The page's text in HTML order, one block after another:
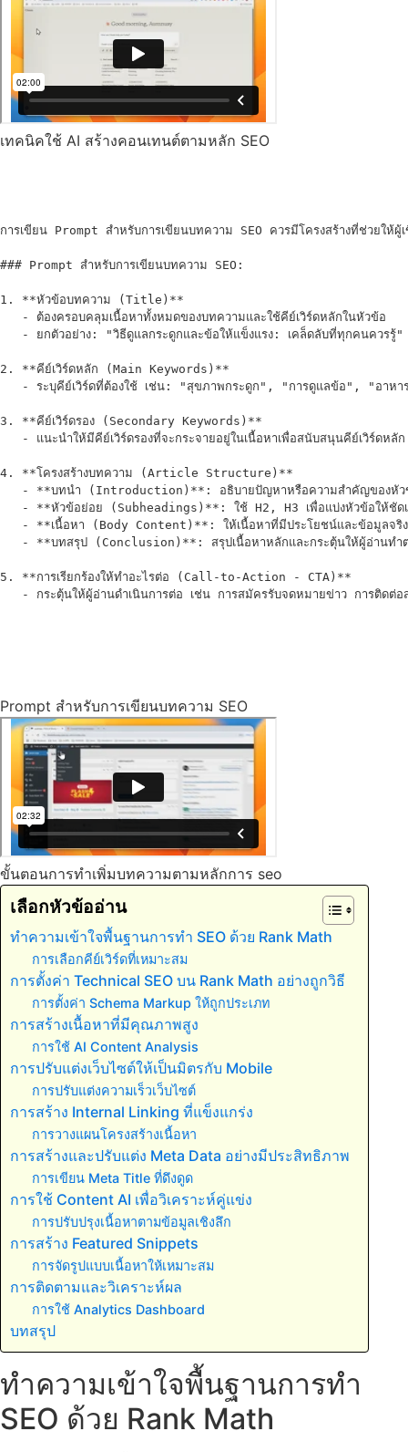
เทคนิคใช้ AI สร้างคอนเทนต์ตามหลัก SEO
การเขียน Prompt สำหรับการเขียนบทความ SEO ควรมีโครงสร้างที่ช่วยให้ผู้
### Prompt สำหรับการเขียนบทความ SEO:
1. **หัวข้อบทความ (Title)**
   - ต้องครอบคลุมเนื้อหาทั้งหมดของบทความและใช้คีย์เวิร์ดหลักในหัวข้อ
   - ยกตัวอย่าง: "วิธีดูแลกระดูกและข้อให้แข็งแรง: เคล็ดลับที่ทุกคนควรรู้"
2. **คีย์เวิร์ดหลัก (Main Keywords)**
- ระบุคีย์เวิร์ดที่ต้องใช้ เช่น: "สุขภาพกระดูก", "การดูแลข้อ", "อาหา
3. **คีย์เวิร์ดรอง (Secondary Keywords)**
- แนะนำให้มีคีย์เวิร์ดรองที่จะกระจายอยู่ในเนื้อหาเพื่อสนับสนุนคีย์เวิร์ดห
4. **โครงสร้างบทความ (Article Structure)**
- **บทนำ (Introduction)**: อธิบายปัญหาหรือความสำคัญของหั
- **หัวข้อย่อย (Subheadings)**: ใช้ H2, H3 เพื่อแบ่งหัวข้อให้ชั
- **เนื้อหา (Body Content)**: ให้เนื้อหาที่มีประโยชน์และข้อมูลจ
- **บทสรุป (Conclusion)**: สรุปเนื้อหาหลักและกระตุ้นให้ผู้อ่านทำ
5. **การเรียกร้องให้ทำอะไรต่อ (Call-to-Action - CTA)**
- กระตุ้นให้ผู้อ่านดำเนินการต่อ เช่น การสมัครรับจดหมายข่าว การติด
Prompt สำหรับการเขียนบทความ SEO
ขั้นตอนการทำเพิ่มบทความตามหลักการ seo
เลือกหัวข้ออ่าน
ทำความเข้าใจพื้นฐานการทำ SEO ด้วย Rank Math
การเลือกคีย์เวิร์ดที่เหมาะสม
การตั้งค่า Technical SEO บน Rank Math อย่างถูกวิธี
การตั้งค่า Schema Markup ให้ถูกประเภท
การสร้างเนื้อหาที่มีคุณภาพสูง
การใช้ AI Content Analysis
การปรับแต่งเว็บไซต์ให้เป็นมิตรกับ Mobile
การปรับแต่งความเร็วเว็บไซต์
การสร้าง Internal Linking ที่แข็งแกร่ง
การวางแผนโครงสร้างเนื้อหา
การสร้างและปรับแต่ง Meta Data อย่างมีประสิทธิภาพ
การเขียน Meta Title ที่ดึงดูด
การใช้ Content AI เพื่อวิเคราะห์คู่แข่ง
การปรับปรุงเนื้อหาตามข้อมูลเชิงลึก
การสร้าง Featured Snippets
การจัดรูปแบบเนื้อหาให้เหมาะสม
การติดตามและวิเคราะห์ผล
การใช้ Analytics Dashboard
บทสรุป
ทำความเข้าใจพื้นฐานการทำ
SEO ด้วย Rank Math